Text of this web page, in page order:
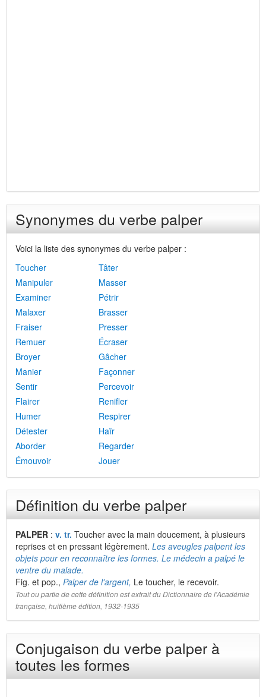
Synonymes du verbe palper
Voici la liste des synonymes du verbe palper :
Toucher
Tâter
Manipuler
Masser
Examiner
Pétrir
Malaxer
Brasser
Fraiser
Presser
Remuer
Écraser
Broyer
Gâcher
Manier
Façonner
Sentir
Percevoir
Flairer
Renifler
Humer
Respirer
Détester
Haïr
Aborder
Regarder
Émouvoir
Jouer
Définition du verbe palper
PALPER : v. tr. Toucher avec la main doucement, à plusieurs
reprises et en pressant légèrement. Les aveugles palpent les
objets pour en reconnaître les formes. Le médecin a palpé le
ventre du malade.
Fig. et pop., Palper de l'argent, Le toucher, le recevoir.
Tout ou partie de cette définition est extrait du Dictionnaire de l'Académie
française, huitième édition, 1932-1935
Conjugaison du verbe palper à
toutes les formes